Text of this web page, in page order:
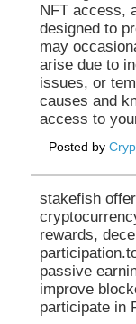
NFT access,
designed to
may
arise due to
issues, or
causes and
access to
Posted by
stakefish
rewards,
passive
improve
participate in